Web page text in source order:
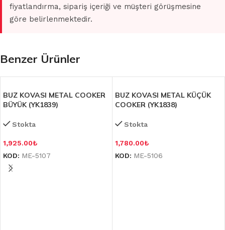
fiyatlandırma, sipariş içeriği ve müşteri görüşmesine
göre belirlenmektedir.
Benzer Ürünler
BUZ KOVASI METAL COOKER
BÜYÜK (YK1839)
Stokta
1,925.00₺
KOD: ME-5107
BUZ KOVASI METAL KÜÇÜK
COOKER (YK1838)
Stokta
1,780.00₺
KOD: ME-5106